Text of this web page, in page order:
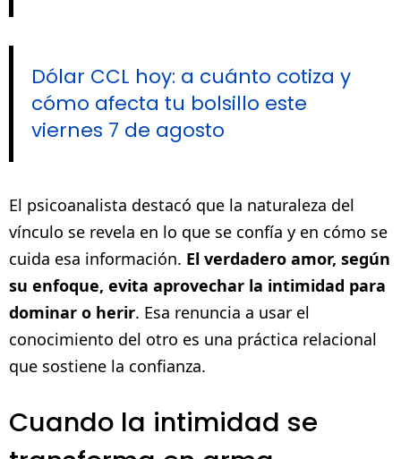
Dólar CCL hoy: a cuánto cotiza y
cómo afecta tu bolsillo este
viernes 7 de agosto
El psicoanalista destacó que la naturaleza del
vínculo se revela en lo que se confía y en cómo se
cuida esa información. El verdadero amor, según
su enfoque, evita aprovechar la intimidad para
dominar o herir. Esa renuncia a usar el
conocimiento del otro es una práctica relacional
que sostiene la confianza.
Cuando la intimidad se